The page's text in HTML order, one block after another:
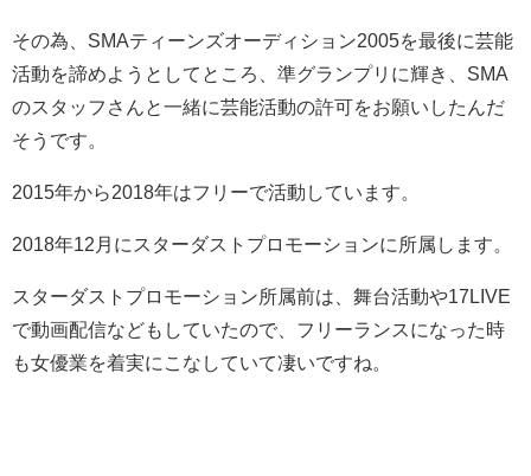
その為、SMAティーンズオーディション2005を最後に芸能
活動を諦めようとしてところ、準グランプリに輝き、SMA
のスタッフさんと一緒に芸能活動の許可をお願いしたんだ
そうです。
2015年から2018年はフリーで活動しています。
2018年12月にスターダストプロモーションに所属します。
スターダストプロモーション所属前は、舞台活動や17LIVE
で動画配信などもしていたので、フリーランスになった時
も女優業を着実にこなしていて凄いですね。